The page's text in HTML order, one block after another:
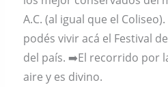
A.C. (al igual que el
podés vivir acá el Festival
del país. ➡️El recorrido por
aire y es divino.